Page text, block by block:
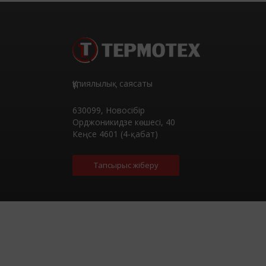
Құпиялылық саясаты
630099, Новосібір
Орджоникидзе көшесі, 40
Кеңсе 4601 (4-қабат)
Тапсырыс жіберу